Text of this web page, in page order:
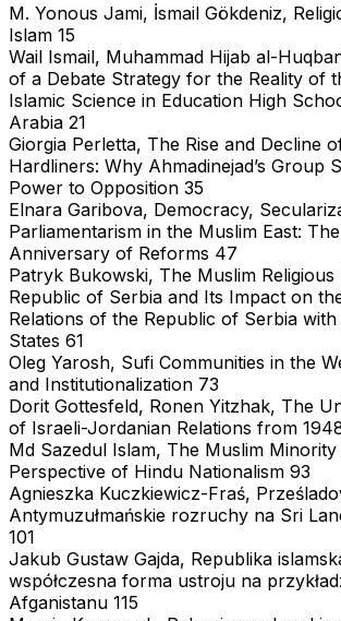
M. Yonous Jami, İsmail Gökdeniz,
Islam 15
Wail Ismail, Muhammad Hijab al-
of a Debate Strategy for the Reality of
Islamic Science in Education High
Arabia 21
Giorgia Perletta, The Rise and Decline
Hardliners: Why Ahmadinejad’s Group
Power to Opposition 35
Elnara Garibova, Democracy,
Parliamentarism in the Muslim East:
Anniversary of Reforms 47
Patryk Bukowski, The Muslim
Republic of Serbia and Its Impact on
Relations of the Republic of Serbia
States 61
Oleg Yarosh, Sufi Communities in the
and Institutionalization 73
Dorit Gottesfeld, Ronen Yitzhak, The
of Israeli-Jordanian Relations from
Md Sazedul Islam, The Muslim
Perspective of Hindu Nationalism 93
Agnieszka Kuczkiewicz-Fraś,
Antymuzułmańskie rozruchy na Sri
101
Jakub Gustaw Gajda, Republika
współczesna forma ustroju na
Afganistanu 115